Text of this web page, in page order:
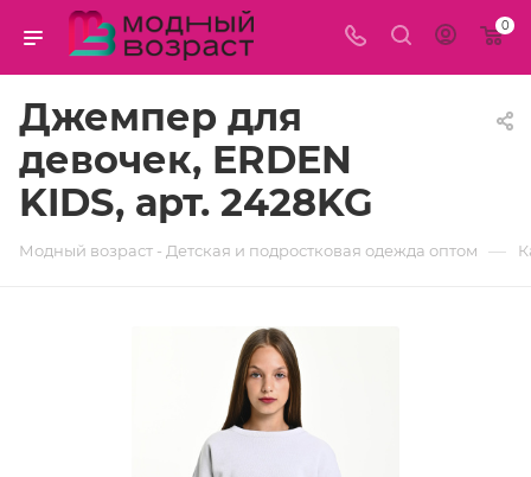
0
Джемпер для
девочек, ERDEN
KIDS, арт. 2428KG
Модный возраст - Детская и подростковая одежда оптом —